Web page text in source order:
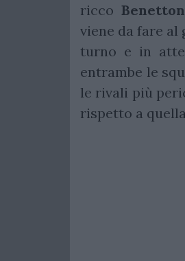
ricco Benetton
viene da fare al
turno e in
entrambe le
le rivali più
rispetto a